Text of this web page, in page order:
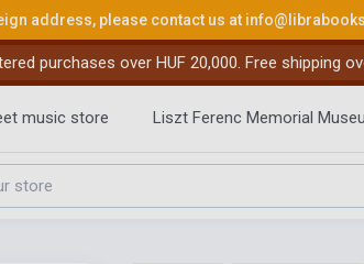
address, please contact us at
purchases over HUF 20,000. Free shipping
music store Liszt Ferenc Memorial